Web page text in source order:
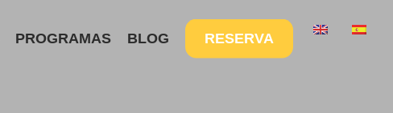
PROGRAMAS BLOG RESERVA